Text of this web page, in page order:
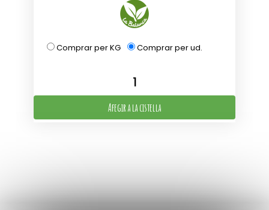
Comprar per KG Comprar per ud.
Afegir a la cistella